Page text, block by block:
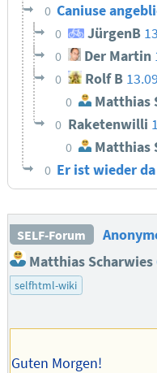
0 Caniuse
0 JürgenB
0 Der Martin
0 Rolf B
0 Matthias
0 Raketenwilli
0 Matthias
0 Er ist wieder
SELF-Forum
Matthias Scharwies
selfhtml-wiki
Guten Morgen!